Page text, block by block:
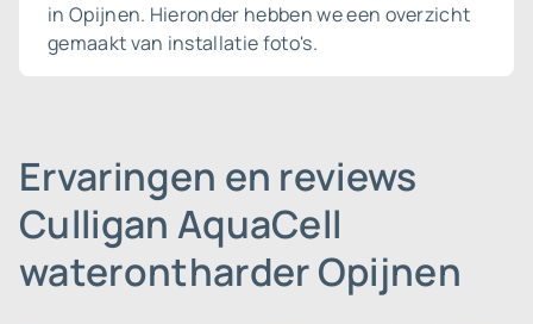
in Opijnen. Hieronder hebben we een overzicht
gemaakt van installatie foto's.
Ervaringen en reviews
Culligan AquaCell
waterontharder Opijnen